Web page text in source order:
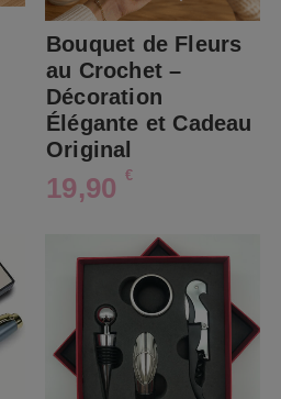
Bouquet de Fleurs
au Crochet –
Décoration
Élégante et Cadeau
Original
19,90 €